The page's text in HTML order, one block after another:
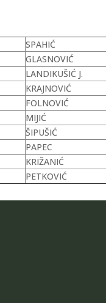
SPAHIĆ
GLASNOVIĆ
LANDIKUŠIĆ J.
KRAJNOVIĆ
FOLNOVIĆ
MIJIĆ
ŠIPUŠIĆ
PAPEC
KRIŽANIĆ
PETKOVIĆ